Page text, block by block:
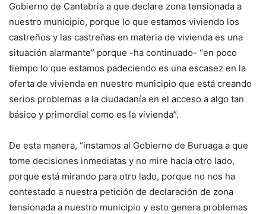
Gobierno de Cantabria a que declare zona tensionada a
nuestro municipio, porque lo que estamos viviendo los
castreños y las castreñas en materia de vivienda es una
situación alarmante” porque -ha continuado- “en poco
tiempo lo que estamos padeciendo es una escasez en la
oferta de vivienda en nuestro municipio que está creando
serios problemas a la ciudadanía en el acceso a algo tan
básico y primordial como es la vivienda”.
De esta manera, “instamos al Gobierno de Buruaga a que
tome decisiones inmediatas y no mire hacia otro lado,
porque está mirando para otro lado, porque no nos ha
contestado a nuestra petición de declaración de zona
tensionada a nuestro municipio y esto genera problemas